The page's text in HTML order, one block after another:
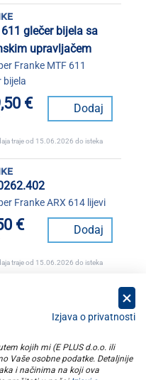
611 glečer bijela sa
upravljačem
Franke MTF 611
bijela
€ Dodaj
traje od 15.06.2026 do isteka
Franke ARX 614 lijevi
€ Dodaj
traje od 15.06.2026 do isteka
Izjava o privatnosti
kojih mi (E PLUS d.o.o. ili
Vaše osobne podatke. Detaljnije
i načinima na koji ova